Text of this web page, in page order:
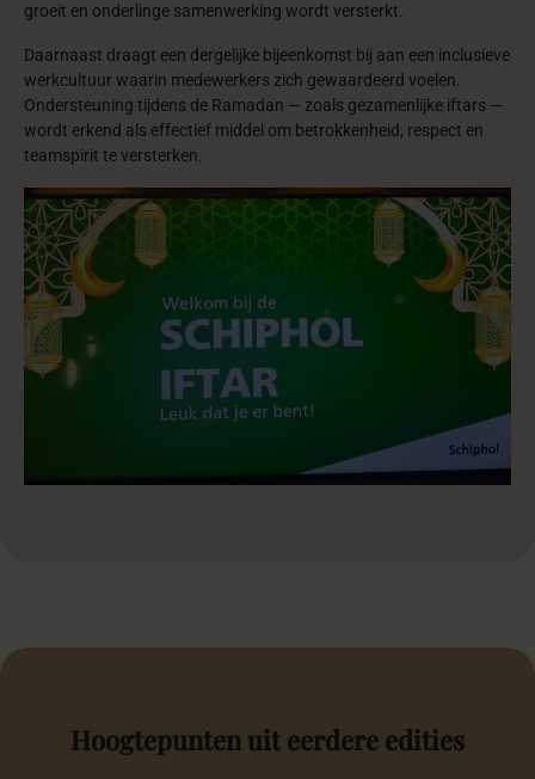
groeit en onderlinge samenwerking wordt versterkt.
Daarnaast draagt een dergelijke bijeenkomst bij aan een inclusieve
werkcultuur waarin medewerkers zich gewaardeerd voelen.
Ondersteuning tijdens de Ramadan — zoals gezamenlijke iftars —
wordt erkend als effectief middel om betrokkenheid, respect en
teamspirit te versterken.
Hoogtepuntenuit eerdere edities